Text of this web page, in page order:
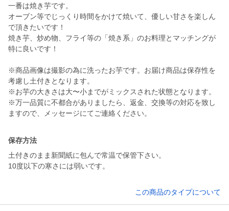
一番は焼き芋です。
オーブン等でじっくり時間をかけて焼いて、優しい甘さを楽しん
で頂きたいです！
焼き芋、炒め物、フライ等の「焼き系」のお料理とマッチングが
特に良いです！
※商品画像は撮影の為に洗ったお芋です。お届け商品は保存性を
考慮し土付きとなります。
※お芋の大きさは大〜小までがミックスされた状態となります。
※万一品質に不都合がありましたら、返金、交換等の対応を致し
ますので、メッセージにてご連絡ください。
保存方法
土付きのまま新聞紙に包んで常温で保管下さい。
10度以下の寒さには弱いです。
この商品のタイプについて